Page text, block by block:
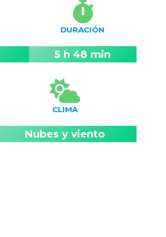
DURACIÓN
5 h 48 min
CLIMA
Nubes y viento